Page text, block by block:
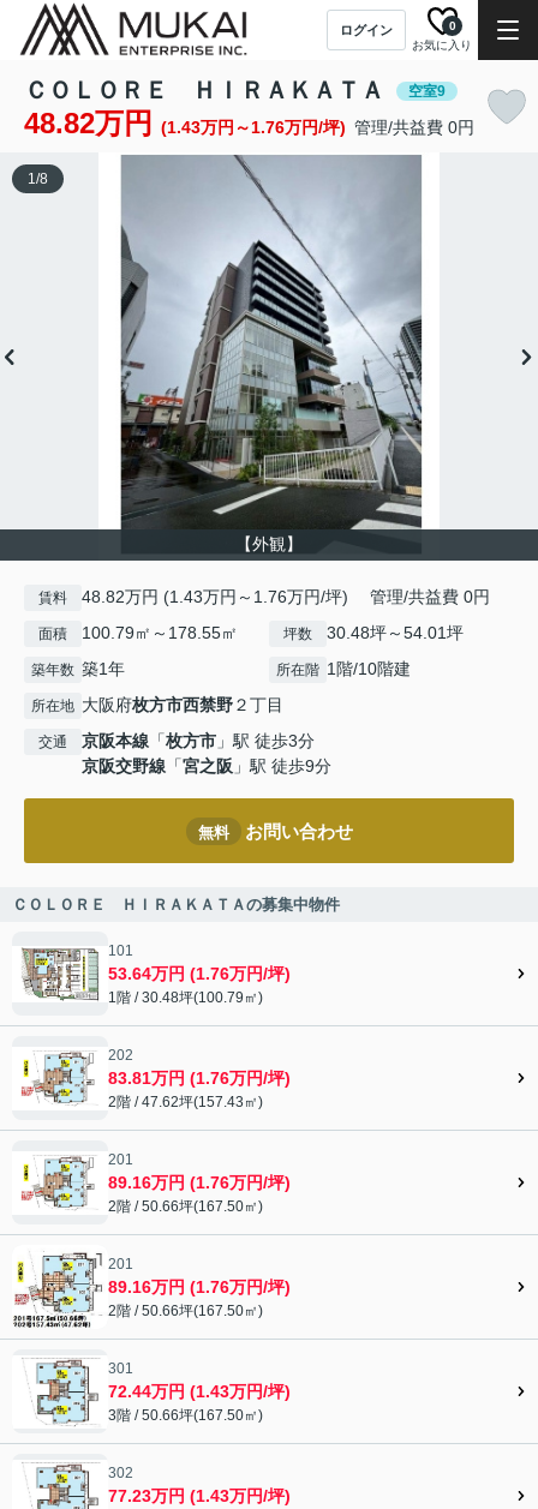
ログイン
お気に入り
0
ＣＯＬＯＲＥ ＨＩＲＡＫＡＴＡ 空室9
48.82万円 (1.43万円～1.76万円/坪) 管理/共益費 0円
【外観】
1/8
賃料 48.82万円 (1.43万円～1.76万円/坪) 管理/共益費 0円
面積 100.79㎡～178.55㎡ 坪数 30.48坪～54.01坪
築年数 築1年 所在階 1階/10階建
所在地 大阪府枚方市西禁野２丁目
交通 京阪本線 「枚方市 」駅 徒歩3分
京阪交野線 「宮之阪 」駅 徒歩9分
無料 お問い合わせ
ＣＯＬＯＲＥ ＨＩＲＡＫＡＴＡの募集中物件
101
53.64万円 (1.76万円/坪)
1階 / 30.48坪(100.79㎡)
202
83.81万円 (1.76万円/坪)
2階 / 47.62坪(157.43㎡)
201
89.16万円 (1.76万円/坪)
2階 / 50.66坪(167.50㎡)
201
89.16万円 (1.76万円/坪)
2階 / 50.66坪(167.50㎡)
301
72.44万円 (1.43万円/坪)
3階 / 50.66坪(167.50㎡)
302
77.23万円 (1.43万円/坪)